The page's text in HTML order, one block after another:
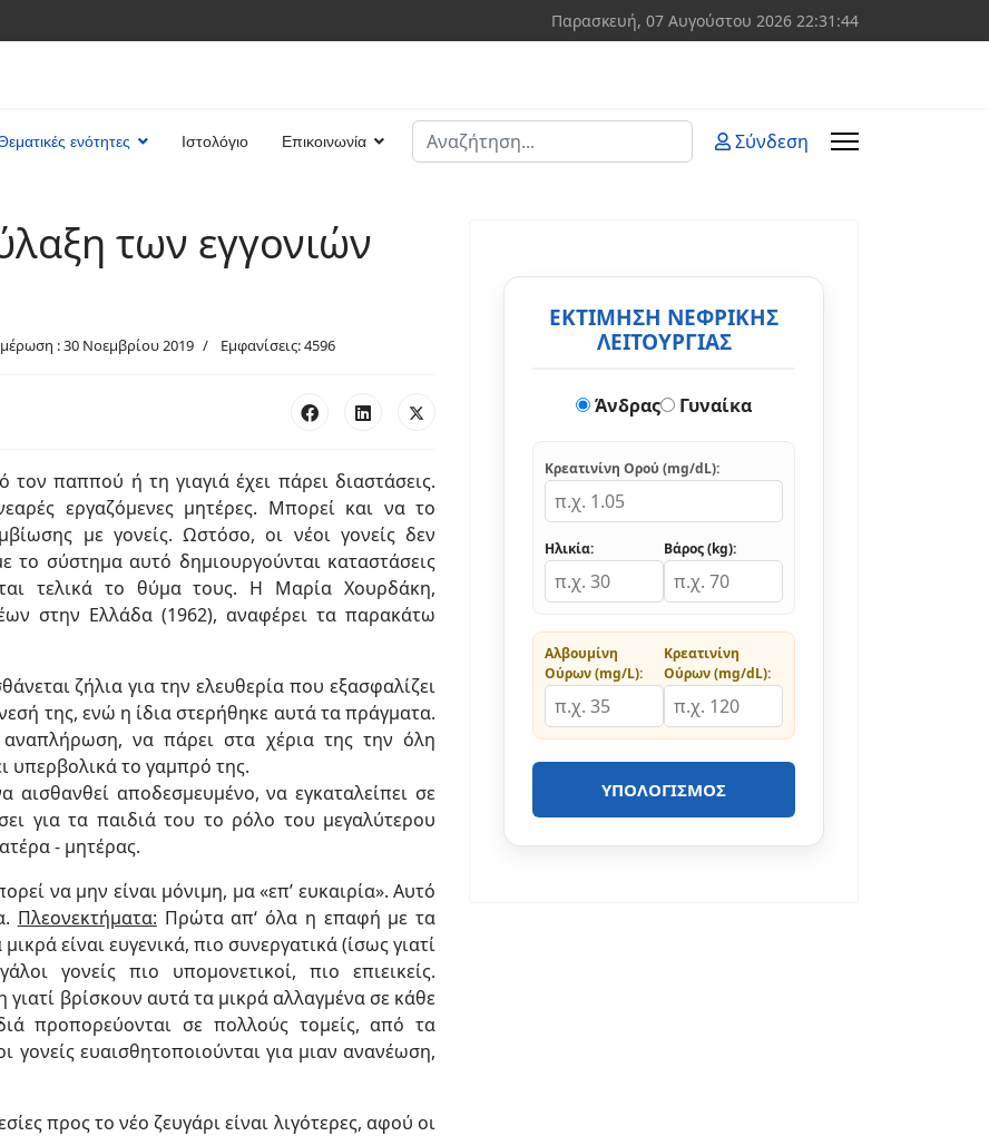
Παρασκευή, 07 Αυγούστου 2026 22:31:45
ενότητες Ιστολόγιο Επικοινωνία
Αναζήτηση
Σύνδεση
των εγγονιών
: 30 Νοεμβρίου 2019 Εμφανίσεις: 4596
παππού ή τη γιαγιά έχει πάρει διαστάσεις.
εργαζόμενες μητέρες. Μπορεί και να το
με γονείς. Ωστόσο, οι νέοι γονείς δεν
το σύστημα αυτό δημιουργούνται καταστάσεις
τελικά το θύμα τους. Η Μαρία Χουρδάκη,
στην Ελλάδα (1962), αναφέρει τα παρακάτω
ζήλια για την ελευθερία που εξασφαλίζει
της, ενώ η ίδια στερήθηκε αυτά τα πράγματα.
να πάρει στα χέρια της την όλη
υπερβολικά το γαμπρό της.
αισθανθεί αποδεσμευμένο, να εγκαταλείπει σε
για τα παιδιά του το ρόλο του μεγαλύτερου
- μητέρας.
να μην είναι μόνιμη, μα «επ’ ευκαιρία». Αυτό
Πλεονεκτήματα: Πρώτα απ‘ όλα η επαφή με τα
είναι ευγενικά, πιο συνεργατικά (ίσως γιατί
γονείς πιο υπομονετικοί, πιο επιεικείς.
βρίσκουν αυτά τα μικρά αλλαγμένα σε κάθε
προπορεύονται σε πολλούς τομείς, από τα
ευαισθητοποιούνται για μιαν ανανέωση,
προς το νέο ζευγάρι είναι λιγότερες, αφού οι
ΕΚΤΙΜΗΣΗ ΝΕΦΡΙΚΗΣ
ΛΕΙΤΟΥΡΓΙΑΣ
Άνδρας Γυναίκα
Κρεατινίνη Ορού (mg/dL):
Ηλικία: Βάρος (kg):
Αλβουμίνη
Ούρων (mg/L):
Κρεατινίνη
Ούρων (mg/dL):
ΥΠΟΛΟΓΙΣΜΌΣ